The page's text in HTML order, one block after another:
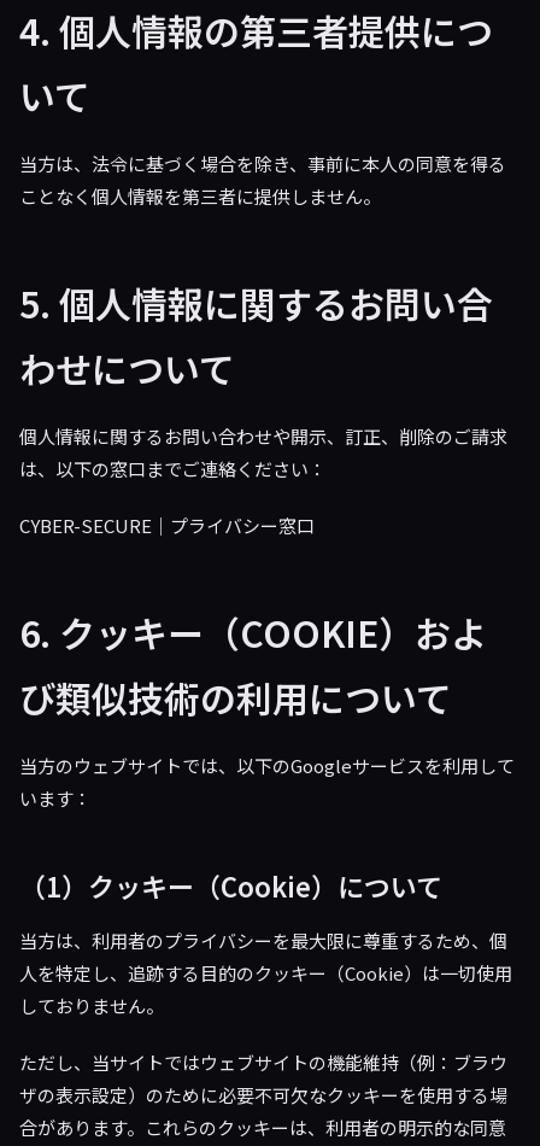
4. 個人情報の第三者提供につ
いて
当方は、法令に基づく場合を除き、事前に本人の同意を得る
ことなく個人情報を第三者に提供しません。
5. 個人情報に関するお問い合
わせについて
個人情報に関するお問い合わせや開示、訂正、削除のご請求
は、以下の窓口までご連絡ください：
CYBER-SECURE｜プライバシー窓口
6. クッキー（COOKIE）およ
び類似技術の利用について
当方のウェブサイトでは、以下のGoogleサービスを利用して
います：
（1）クッキー（Cookie）について
当方は、利用者のプライバシーを最大限に尊重するため、個
人を特定し、追跡する目的のクッキー（Cookie）は一切使用
しておりません。
ただし、当サイトではウェブサイトの機能維持（例：ブラウ
ザの表示設定）のために必要不可欠なクッキーを使用する場
合があります。これらのクッキーは、利用者の明示的な同意